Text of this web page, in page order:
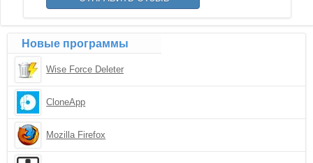
Новые программы
Wise Force Deleter
CloneApp
Mozilla Firefox